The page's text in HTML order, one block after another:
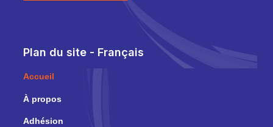
Plan du site - Français
Accueil
À propos
Adhésion